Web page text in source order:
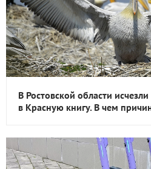
В Ростовской области
в Красную книгу. В чем